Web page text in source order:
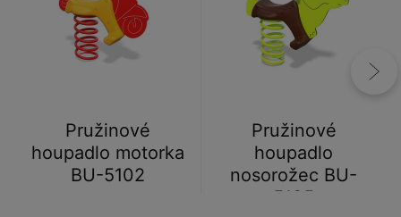
Pružinové
houpadlo motorka
BU-5102
Pružinové
houpadlo
nosorožec BU-
5105